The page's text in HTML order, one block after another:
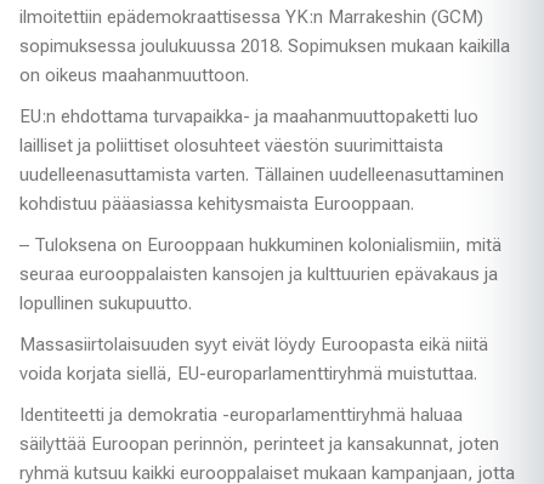
ilmoitettiin epädemokraattisessa YK:n Marrakeshin (GCM)
sopimuksessa joulukuussa 2018. Sopimuksen mukaan kaikilla
on oikeus maahanmuuttoon.
EU:n ehdottama turvapaikka- ja maahanmuuttopaketti luo
lailliset ja poliittiset olosuhteet väestön suurimittaista
uudelleenasuttamista varten. Tällainen uudelleenasuttaminen
kohdistuu pääasiassa kehitysmaista Eurooppaan.
– Tuloksena on Eurooppaan hukkuminen kolonialismiin, mitä
seuraa eurooppalaisten kansojen ja kulttuurien epävakaus ja
lopullinen sukupuutto.
Massasiirtolaisuuden syyt eivät löydy Euroopasta eikä niitä
voida korjata siellä, EU-europarlamenttiryhmä muistuttaa.
Identiteetti ja demokratia -europarlamenttiryhmä haluaa
säilyttää Euroopan perinnön, perinteet ja kansakunnat, joten
ryhmä kutsuu kaikki eurooppalaiset mukaan kampanjaan, jotta